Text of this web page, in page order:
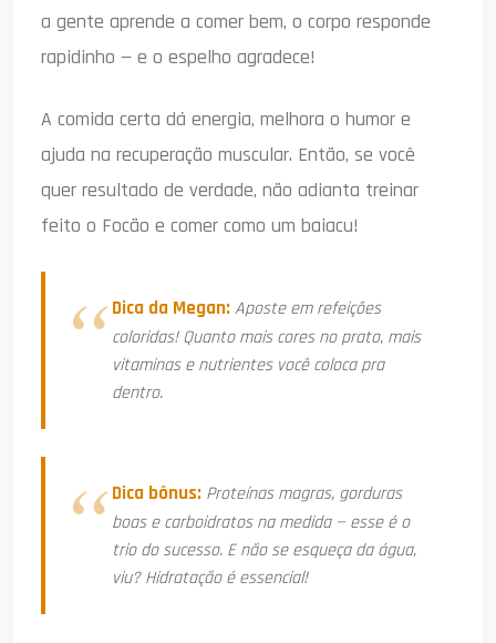
a gente aprende a comer bem, o corpo responde
rapidinho — e o espelho agradece!
A comida certa dá energia, melhora o humor e
ajuda na recuperação muscular. Então, se você
quer resultado de verdade, não adianta treinar
feito o Focão e comer como um baiacu!
Dica da Megan:Aposte em refeições
coloridas! Quanto mais cores no prato, mais
vitaminas e nutrientes você coloca pra
dentro.
Dica bônus: Proteínas magras, gorduras
boas e carboidratos na medida — esse é o
trio do sucesso. E não se esqueça da água,
viu? Hidratação é essencial!